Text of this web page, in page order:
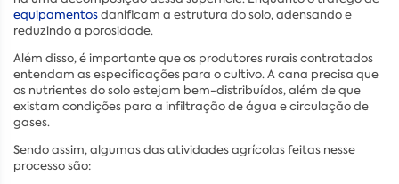
equipamentosdanificam a estrutura do solo, adensando e
reduzindo a porosidade.
Além disso, é importante que os produtores rurais contratados
entendam as especificações para o cultivo. A cana precisa que
os nutrientes do solo estejam bem-distribuídos, além de que
existam condições para a infiltração de água e circulação de
gases.
Sendo assim, algumas das atividades agrícolas feitas nesse
processo são: